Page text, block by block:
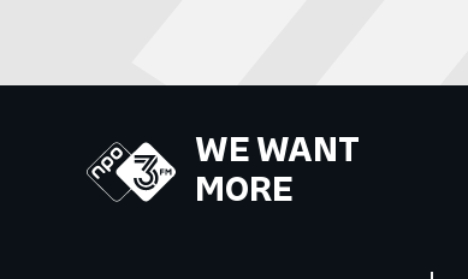
WE WANT
MORE